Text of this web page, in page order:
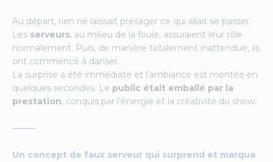
Au départ, rien ne laissait présager ce qui allait se passer.
Les serveurs, au milieu de la foule, assuraient leur rôle
normalement. Puis, de manière totalement inattendue, ils
ont commencé à danser.
La surprise a été immédiate et l’ambiance est montée en
quelques secondes. Le public était emballé par la
prestation, conquis par l’énergie et la créativité du show.
⸻
Un concept de faux serveur qui surprend et marque